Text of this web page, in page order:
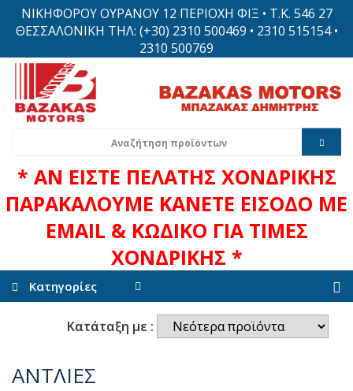
ΝΙΚΗΦΟΡΟΥ ΟΥΡΑΝΟΥ 12 ΠΕΡΙΟΧΗ ΦΙΞ • Τ.Κ. 546 27
ΘΕΣΣΑΛΟΝΙΚΗ ΤΗΛ: (+30) 2310 500469 • 2310 515154 •
2310 500769
* ΑΝ ΕΙΣΤΕ ΠΕΛΑΤΗΣ ΧΟΝΔΡΙΚΗΣ
ΠΑΡΑΚΑΛΟΥΜΕ ΚΑΝΕΤΕ ΕΙΣΟΔΟ ΜΕ
EMAIL & ΚΩΔΙΚΟ ΓΙΑ ΤΙΜΕΣ
ΧΟΝΔΡΙΚΗΣ *
Κατηγορίες
Κατάταξη με :
ΑΝΤΛΙΕΣ